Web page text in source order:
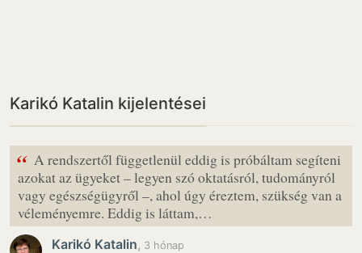
Karikó Katalin kijelentései
“ A rendszertől függetlenül eddig is próbáltam segíteni
azokat az ügyeket – legyen szó oktatásról, tudományról
vagy egészségügyről –, ahol úgy éreztem, szükség van a
véleményemre. Eddig is láttam,…
Karikó Katalin, 3 hónap